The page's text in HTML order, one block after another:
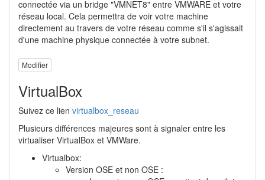
connectée via un bridge "VMNET8" entre VMWARE et votre
réseau local. Cela permettra de voir votre machine
directement au travers de votre réseau comme s'il s'agissait
d'une machine physique connectée à votre subnet.
Modifier
VirtualBox
Suivez ce lien virtualbox_reseau
Plusieurs différences majeures sont à signaler entre les
virtualiser VirtualBox et VMWare.
Virtualbox:
Version OSE et non OSE :